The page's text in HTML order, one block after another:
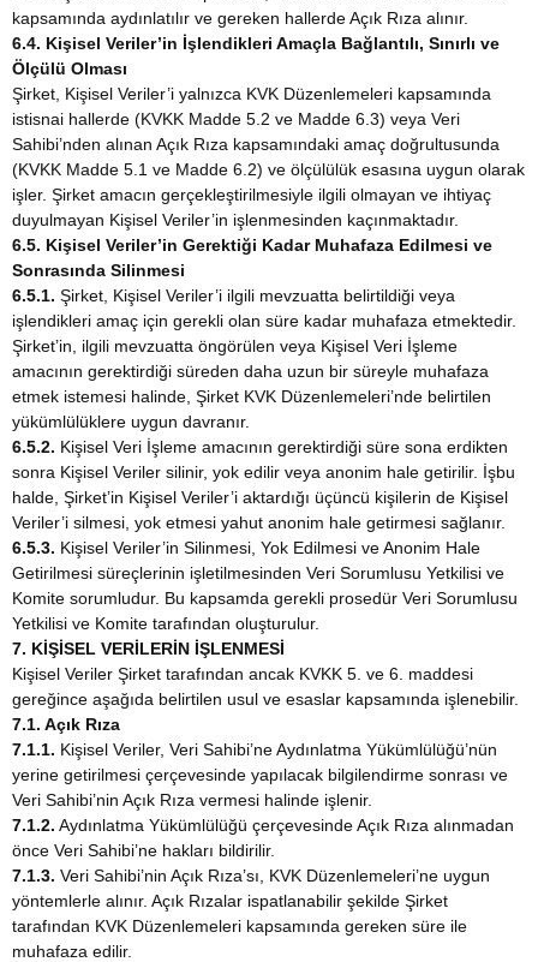
kapsamında aydınlatılır ve gereken hallerde Açık Rıza alınır.
6.4. Kişisel Veriler’in İşlendikleri Amaçla Bağlantılı, Sınırlı ve
Ölçülü Olması
Şirket, Kişisel Veriler’i yalnızca KVK Düzenlemeleri kapsamında
istisnai hallerde (KVKK Madde 5.2 ve Madde 6.3) veya Veri
Sahibi’nden alınan Açık Rıza kapsamındaki amaç doğrultusunda
(KVKK Madde 5.1 ve Madde 6.2) ve ölçülülük esasına uygun olarak
işler. Şirket amacın gerçekleştirilmesiyle ilgili olmayan ve ihtiyaç
duyulmayan Kişisel Veriler’in işlenmesinden kaçınmaktadır.
6.5. Kişisel Veriler’in Gerektiği Kadar Muhafaza Edilmesi ve
Sonrasında Silinmesi
6.5.1. Şirket, Kişisel Veriler’i ilgili mevzuatta belirtildiği veya
işlendikleri amaç için gerekli olan süre kadar muhafaza etmektedir.
Şirket’in, ilgili mevzuatta öngörülen veya Kişisel Veri İşleme
amacının gerektirdiği süreden daha uzun bir süreyle muhafaza
etmek istemesi halinde, Şirket KVK Düzenlemeleri’nde belirtilen
yükümlülüklere uygun davranır.
6.5.2. Kişisel Veri İşleme amacının gerektirdiği süre sona erdikten
sonra Kişisel Veriler silinir, yok edilir veya anonim hale getirilir. İşbu
halde, Şirket’in Kişisel Veriler’i aktardığı üçüncü kişilerin de Kişisel
Veriler’i silmesi, yok etmesi yahut anonim hale getirmesi sağlanır.
6.5.3. Kişisel Veriler’in Silinmesi, Yok Edilmesi ve Anonim Hale
Getirilmesi süreçlerinin işletilmesinden Veri Sorumlusu Yetkilisi ve
Komite sorumludur. Bu kapsamda gerekli prosedür Veri Sorumlusu
Yetkilisi ve Komite tarafından oluşturulur.
7. KİŞİSEL VERİLERİN İŞLENMESİ
Kişisel Veriler Şirket tarafından ancak KVKK 5. ve 6. maddesi
gereğince aşağıda belirtilen usul ve esaslar kapsamında işlenebilir.
7.1. Açık Rıza
7.1.1. Kişisel Veriler, Veri Sahibi’ne Aydınlatma Yükümlülüğü’nün
yerine getirilmesi çerçevesinde yapılacak bilgilendirme sonrası ve
Veri Sahibi’nin Açık Rıza vermesi halinde işlenir.
7.1.2. Aydınlatma Yükümlülüğü çerçevesinde Açık Rıza alınmadan
önce Veri Sahibi’ne hakları bildirilir.
7.1.3. Veri Sahibi’nin Açık Rıza’sı, KVK Düzenlemeleri’ne uygun
yöntemlerle alınır. Açık Rızalar ispatlanabilir şekilde Şirket
tarafından KVK Düzenlemeleri kapsamında gereken süre ile
muhafaza edilir.